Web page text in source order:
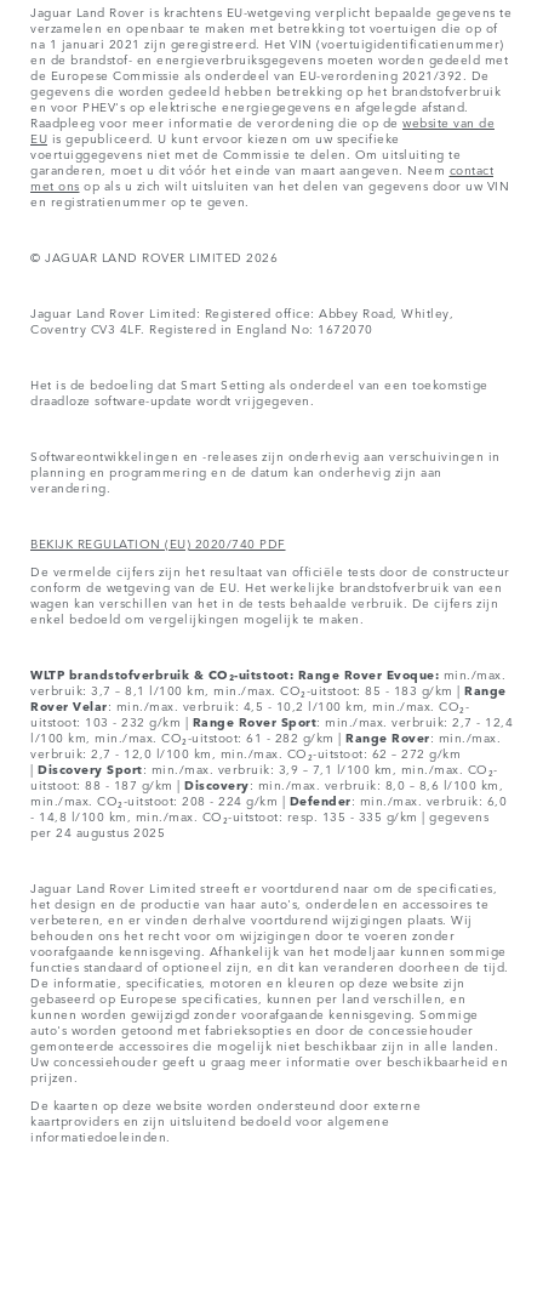
Jaguar Land Rover is krachtens EU-wetgeving verplicht bepaalde gegevens te
verzamelen en openbaar te maken met betrekking tot voertuigen die op of
na 1 januari 2021 zijn geregistreerd. Het VIN (voertuigidentificatienummer)
en de brandstof- en energieverbruiksgegevens moeten worden gedeeld met
de Europese Commissie als onderdeel van EU-verordening 2021/392. De
gegevens die worden gedeeld hebben betrekking op het brandstofverbruik
en voor PHEV's op elektrische energiegegevens en afgelegde afstand.
Raadpleeg voor meer informatie de verordening die op dewebsite van de
EU is gepubliceerd. U kunt ervoor kiezen om uw specifieke
voertuiggegevens niet met de Commissie te delen. Om uitsluiting te
garanderen, moet u dit vóór het einde van maart aangeven. Neem contact
met ons op als u zich wilt uitsluiten van het delen van gegevens door uw VIN
en registratienummer op te geven.
© JAGUAR LAND ROVER LIMITED 2026
Jaguar Land Rover Limited: Registered office: Abbey Road, Whitley,
Coventry CV3 4LF. Registered in England No: 1672070
Het is de bedoeling dat Smart Setting als onderdeel van een toekomstige
draadloze software-update wordt vrijgegeven.
Softwareontwikkelingen en -releases zijn onderhevig aan verschuivingen in
planning en programmering en de datum kan onderhevig zijn aan
verandering.
BEKIJK REGULATION (EU) 2020/740 PDF
De vermelde cijfers zijn het resultaat van officiële tests door de constructeur
conform de wetgeving van de EU. Het werkelijke brandstofverbruik van een
wagen kan verschillen van het in de tests behaalde verbruik. De cijfers zijn
enkel bedoeld om vergelijkingen mogelijk te maken.
WLTP brandstofverbruik & CO₂-uitstoot: Range Rover Evoque: min./max.
verbruik: 3,7 – 8,1 l/100 km, min./max. CO₂-uitstoot: 85 - 183 g/km | Range
Rover Velar: min./max. verbruik: 4,5 - 10,2 l/100 km, min./max. CO₂-
uitstoot: 103 - 232 g/km | Range Rover Sport: min./max. verbruik: 2,7 - 12,4
l/100 km, min./max. CO₂-uitstoot: 61 - 282 g/km | Range Rover: min./max.
verbruik: 2,7 - 12,0 l/100 km, min./max. CO₂-uitstoot: 62 – 272 g/km
| Discovery Sport: min./max. verbruik: 3,9 – 7,1 l/100 km, min./max. CO₂-
uitstoot: 88 - 187 g/km | Discovery: min./max. verbruik: 8,0 – 8,6 l/100 km,
min./max. CO₂-uitstoot: 208 - 224 g/km | Defender: min./max. verbruik: 6,0
- 14,8 l/100 km, min./max. CO₂-uitstoot: resp. 135 - 335 g/km | gegevens
per 24 augustus 2025
Jaguar Land Rover Limited streeft er voortdurend naar om de specificaties,
het design en de productie van haar auto's, onderdelen en accessoires te
verbeteren, en er vinden derhalve voortdurend wijzigingen plaats. Wij
behouden ons het recht voor om wijzigingen door te voeren zonder
voorafgaande kennisgeving. Afhankelijk van het modeljaar kunnen sommige
functies standaard of optioneel zijn, en dit kan veranderen doorheen de tijd.
De informatie, specificaties, motoren en kleuren op deze website zijn
gebaseerd op Europese specificaties, kunnen per land verschillen, en
kunnen worden gewijzigd zonder voorafgaande kennisgeving. Sommige
auto's worden getoond met fabrieksopties en door de concessiehouder
gemonteerde accessoires die mogelijk niet beschikbaar zijn in alle landen.
Uw concessiehouder geeft u graag meer informatie over beschikbaarheid en
prijzen.
De kaarten op deze website worden ondersteund door externe
kaartproviders en zijn uitsluitend bedoeld voor algemene
informatiedoeleinden.